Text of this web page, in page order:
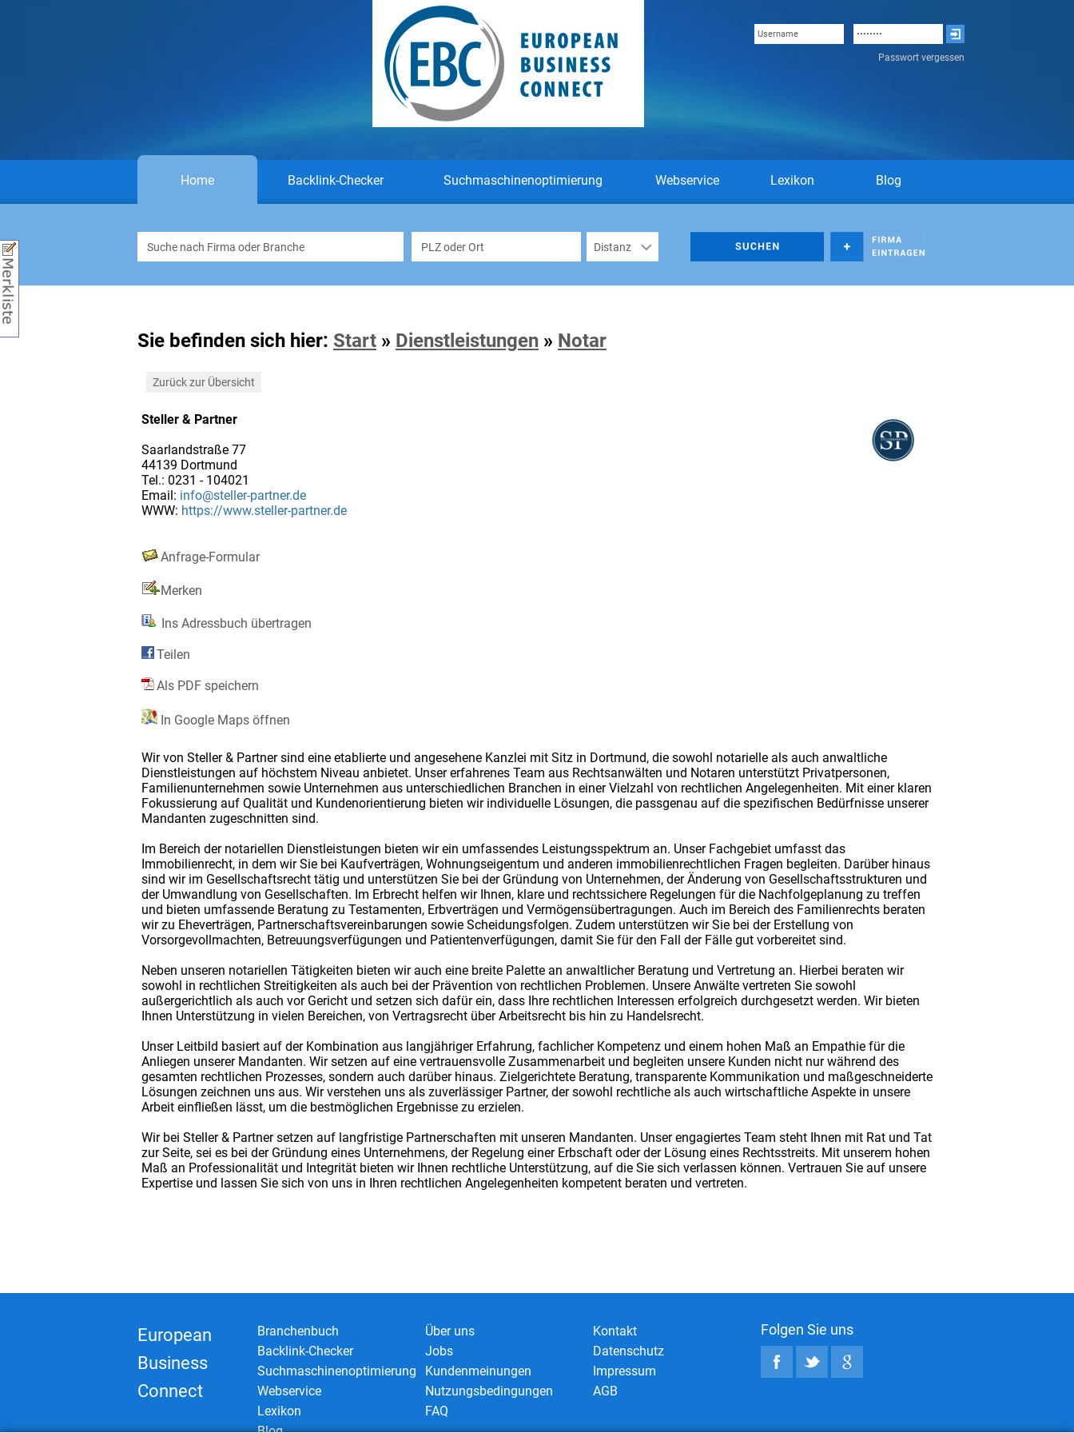
Passwort vergessen
Home Backlink-Checker Suchmaschinenoptimierung Webservice Lexikon Blog
Sie befinden sich hier: Start » Dienstleistungen » Notar
Zurück zur Übersicht
Steller & Partner
Saarlandstraße 77
44139 Dortmund
Tel.: 0231 - 104021
Email: info@steller-partner.de
WWW: https://www.steller-partner.de
Anfrage-Formular
Merken
Ins Adressbuch übertragen
Teilen
Als PDF speichern
In Google Maps öffnen
Wir von Steller & Partner sind eine etablierte und angesehene Kanzlei mit Sitz in Dortmund, die sowohl notarielle als auch anwaltliche
Dienstleistungen auf höchstem Niveau anbietet. Unser erfahrenes Team aus Rechtsanwälten und Notaren unterstützt Privatpersonen,
Familienunternehmen sowie Unternehmen aus unterschiedlichen Branchen in einer Vielzahl von rechtlichen Angelegenheiten. Mit einer klaren
Fokussierung auf Qualität und Kundenorientierung bieten wir individuelle Lösungen, die passgenau auf die spezifischen Bedürfnisse unserer
Mandanten zugeschnitten sind.
Im Bereich der notariellen Dienstleistungen bieten wir ein umfassendes Leistungsspektrum an. Unser Fachgebiet umfasst das
Immobilienrecht, in dem wir Sie bei Kaufverträgen, Wohnungseigentum und anderen immobilienrechtlichen Fragen begleiten. Darüber hinaus
sind wir im Gesellschaftsrecht tätig und unterstützen Sie bei der Gründung von Unternehmen, der Änderung von Gesellschaftsstrukturen und
der Umwandlung von Gesellschaften. Im Erbrecht helfen wir Ihnen, klare und rechtssichere Regelungen für die Nachfolgeplanung zu treffen
und bieten umfassende Beratung zu Testamenten, Erbverträgen und Vermögensübertragungen. Auch im Bereich des Familienrechts beraten
wir zu Eheverträgen, Partnerschaftsvereinbarungen sowie Scheidungsfolgen. Zudem unterstützen wir Sie bei der Erstellung von
Vorsorgevollmachten, Betreuungsverfügungen und Patientenverfügungen, damit Sie für den Fall der Fälle gut vorbereitet sind.
Neben unseren notariellen Tätigkeiten bieten wir auch eine breite Palette an anwaltlicher Beratung und Vertretung an. Hierbei beraten wir
sowohl in rechtlichen Streitigkeiten als auch bei der Prävention von rechtlichen Problemen. Unsere Anwälte vertreten Sie sowohl
außergerichtlich als auch vor Gericht und setzen sich dafür ein, dass Ihre rechtlichen Interessen erfolgreich durchgesetzt werden. Wir bieten
Ihnen Unterstützung in vielen Bereichen, von Vertragsrecht über Arbeitsrecht bis hin zu Handelsrecht.
Unser Leitbild basiert auf der Kombination aus langjähriger Erfahrung, fachlicher Kompetenz und einem hohen Maß an Empathie für die
Anliegen unserer Mandanten. Wir setzen auf eine vertrauensvolle Zusammenarbeit und begleiten unsere Kunden nicht nur während des
gesamten rechtlichen Prozesses, sondern auch darüber hinaus. Zielgerichtete Beratung, transparente Kommunikation und maßgeschneiderte
Lösungen zeichnen uns aus. Wir verstehen uns als zuverlässiger Partner, der sowohl rechtliche als auch wirtschaftliche Aspekte in unsere
Arbeit einfließen lässt, um die bestmöglichen Ergebnisse zu erzielen.
Wir bei Steller & Partner setzen auf langfristige Partnerschaften mit unseren Mandanten. Unser engagiertes Team steht Ihnen mit Rat und Tat
zur Seite, sei es bei der Gründung eines Unternehmens, der Regelung einer Erbschaft oder der Lösung eines Rechtsstreits. Mit unserem hohen
Maß an Professionalität und Integrität bieten wir Ihnen rechtliche Unterstützung, auf die Sie sich verlassen können. Vertrauen Sie auf unsere
Expertise und lassen Sie sich von uns in Ihren rechtlichen Angelegenheiten kompetent beraten und vertreten.
European
Business
Connect
Branchenbuch
Backlink-Checker
Suchmaschinenoptimierung
Webservice
Lexikon
Über uns
Jobs
Kundenmeinungen
Nutzungsbedingungen
FAQ
Kontakt
Datenschutz
Impressum
AGB
Folgen Sie uns